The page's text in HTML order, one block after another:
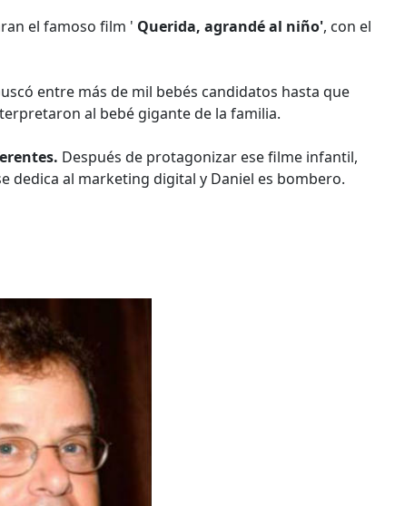
el famoso film ' Querida, agrandé al niño', con el
entre más de mil bebés candidatos hasta que
al bebé gigante de la familia.
Después de protagonizar ese filme infantil,
dedica al marketing digital y Daniel es bombero.